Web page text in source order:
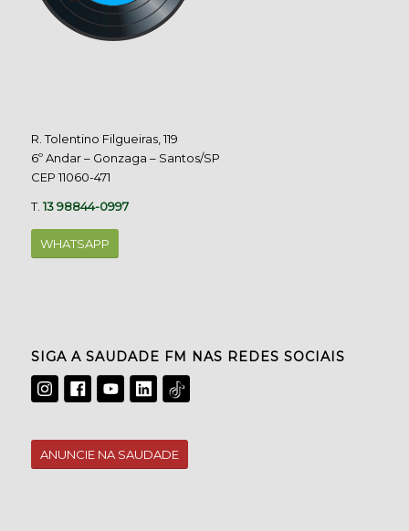
R. Tolentino Filgueiras, 119
6º Andar – Gonzaga – Santos/SP
CEP 11060-471
T.13 98844-0997
WHATSAPP
SIGA A SAUDADE FM NAS REDES SOCIAIS
ANUNCIE NA SAUDADE